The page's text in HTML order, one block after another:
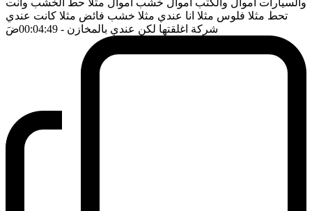
والسيارات اموال والكتب اموال خشب اموال مثلا حط الخشب وانت
تحط مثلا فلوس مثلا انا عندي مثلا خشب فائض مثلا كانت عندي
شركة اغلقتها لكن عندي بالمخازن - 00:04:49 ضَ